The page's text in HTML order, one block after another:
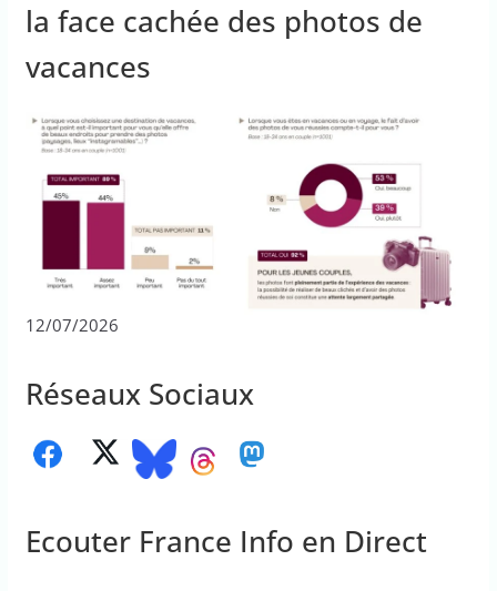
la face cachée des photos de
vacances
12/07/2026
Réseaux Sociaux
Ecouter France Info en Direct